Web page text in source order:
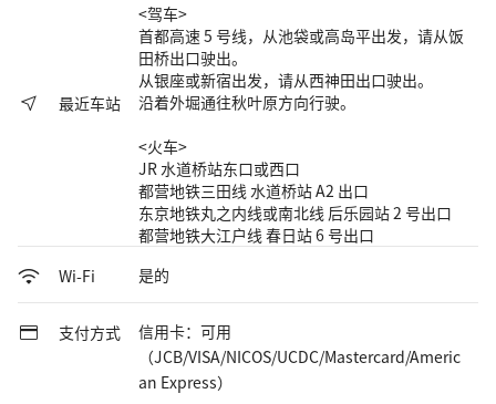
最近车站
<驾车>
首都高速 5 号线，从池袋或高岛平出发，请从饭
田桥出口驶出。
从银座或新宿出发，请从西神田出口驶出。
沿着外堀通往秋叶原方向行驶。
<火车>
JR 水道桥站东口或西口
都营地铁三田线 水道桥站 A2 出口
东京地铁丸之内线或南北线 后乐园站 2 号出口
都营地铁大江户线 春日站 6 号出口
Wi-Fi
是的
支付方式
信用卡：可用
（JCB/VISA/NICOS/UCDC/Mastercard/Americ
an Express）